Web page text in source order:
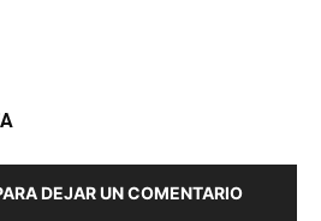
DEJAR UN COMENTARIO